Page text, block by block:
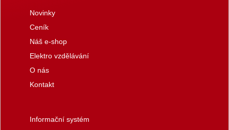
Novinky
Ceník
Náš e-shop
Elektro vzdělávání
O nás
Kontakt
Informační systém